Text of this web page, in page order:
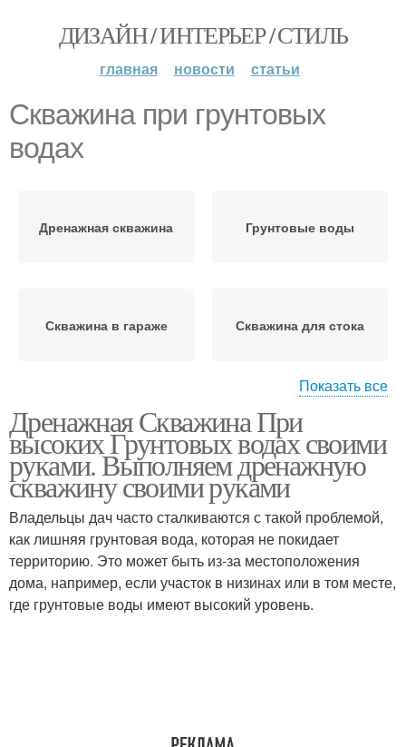
ДИЗАЙН / ИНТЕРЬЕР / СТИЛЬ
главная новости статьи
Скважина при грунтовых
водах
Дренажная скважина Грунтовые воды
Скважина в гараже Скважина для стока
Дренажные скважины
Показать все
Дренажная Скважина При
высоких Грунтовых водах своими
руками. Выполняем дренажную
скважину своими руками
Владельцы дач часто сталкиваются с такой проблемой,
как лишняя грунтовая вода, которая не покидает
территорию. Это может быть из-за местоположения
дома, например, если участок в низинах или в том месте,
где грунтовые воды имеют высокий уровень.